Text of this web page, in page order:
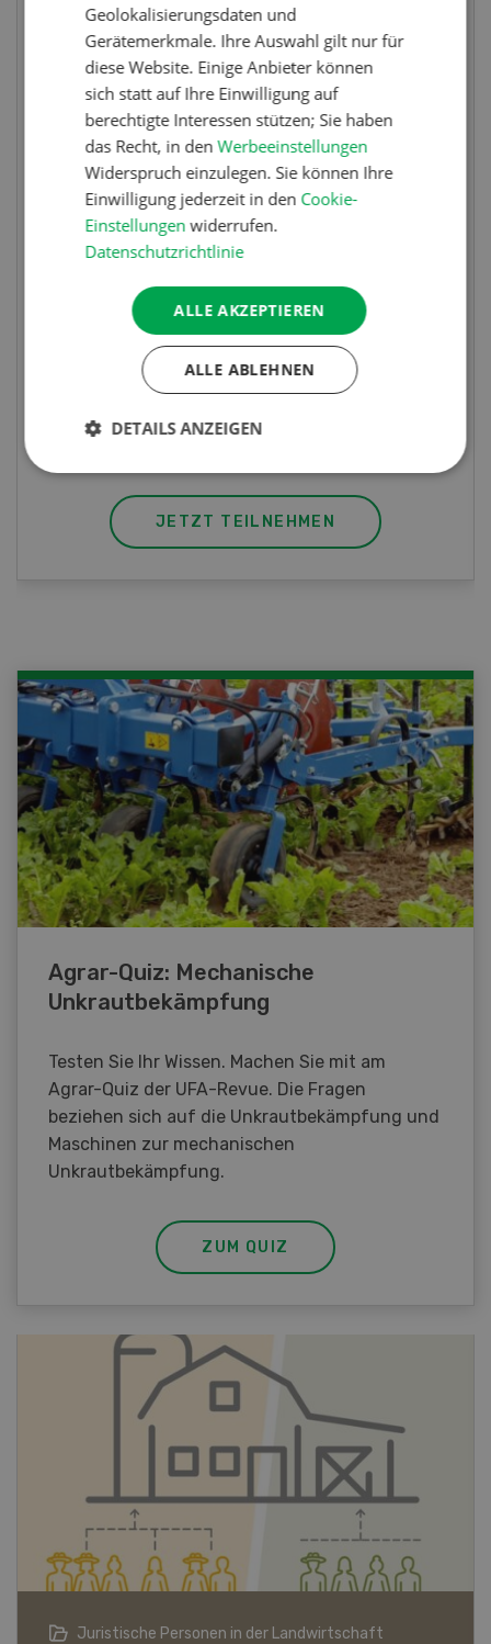
Gewinnen Sie eines von fünf LANDI
Taschenmessern
JETZT TEILNEHMEN
Agrar-Quiz: Mechanische
Unkrautbekämpfung
Testen Sie Ihr Wissen. Machen Sie mit am
Agrar-Quiz der UFA-Revue. Die Fragen
beziehen sich auf die Unkrautbekämpfung und
Maschinen zur mechanischen
Unkrautbekämpfung.
ZUM QUIZ
Bio-Artikel
Geolokalisierungsdaten und
Gerätemerkmale. Ihre Auswahl gilt nur für
diese Website. Einige Anbieter können
sich statt auf Ihre Einwilligung auf
berechtigte Interessen stützen; Sie haben
das Recht, in denWerbeeinstellungen
Widerspruch einzulegen. Sie können Ihre
Einwilligung jederzeit in den Cookie-
Einstellungen widerrufen.
Datenschutzrichtlinie
ALLE AKZEPTIEREN
ALLE ABLEHNEN
DETAILS ANZEIGEN